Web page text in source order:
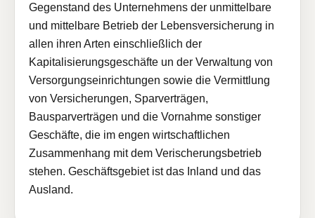
Gegenstand des Unternehmens der unmittelbare
und mittelbare Betrieb der Lebensversicherung in
allen ihren Arten einschließlich der
Kapitalisierungsgeschäfte un der Verwaltung von
Versorgungseinrichtungen sowie die Vermittlung
von Versicherungen, Sparverträgen,
Bausparverträgen und die Vornahme sonstiger
Geschäfte, die im engen wirtschaftlichen
Zusammenhang mit dem Verischerungsbetrieb
stehen. Geschäftsgebiet ist das Inland und das
Ausland.